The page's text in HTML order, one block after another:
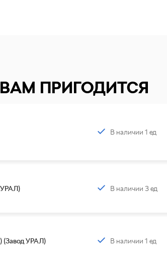
ПРИГОДИТСЯ
В наличии 1 ед
УРАЛ) В наличии 3 ед
(Завод УРАЛ) В наличии 1 ед